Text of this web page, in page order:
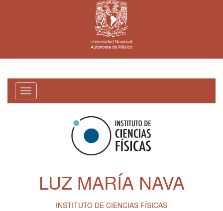
Toggle
navigation
LUZ MARÍA NAVA
INSTITUTO DE CIENCIAS FÍSICAS